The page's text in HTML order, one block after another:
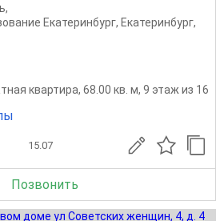
,
Екатеринбург, Екатеринбург,
квартира, 68.00 кв. м, 9 этаж из 16
15.07
Позвонить